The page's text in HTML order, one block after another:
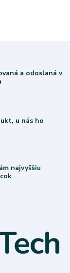
a odoslaná v
u nás ho
najvyššiu